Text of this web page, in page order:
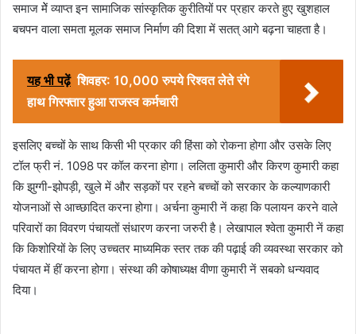
समाज मेें व्याप्त इन सामाजिक सांस्कृतिक कुरीतियों पर प्रहार करते हुए खुशहाल
बचपन वाला समता मूलक समाज निर्माण की दिशा में सतत् आगे बढ़ना चाहता है।
यह भी पढ़ें शिवहर: 10,000 रुपये रिश्वत लेते रंगे
हाथ गिरफ्तार हुआ राजस्व कर्मचारी
इसलिए बच्चों के साथ किसी भी प्रकार की हिंसा को रोकना होगा और उसके लिए
टॉल फ्री नं. 1098 पर कॉल करना होगा। ललिता कुमारी और किरण कुमारी कहा
कि झुग्गी-झोपड़ी, खुले में और सड़कों पर रहने बच्चों को सरकार के कल्याणकारी
योजनाओं से आच्छादित करना होगा। अर्चना कुमारी नें कहा कि पलायन करने वाले
परिवारों का विवरण पंचायतों संधारण करना जरुरी है। लेखापाल श्वेता कुमारी नें कहा
कि किशोरियों के लिए उच्चतर माध्यमिक स्तर तक की पढ़ाई की व्यवस्था सरकार को
पंचायत में हीं करना होगा। संस्था की कोषाध्यक्ष वीणा कुमारी नें सबको धन्यवाद
दिया।